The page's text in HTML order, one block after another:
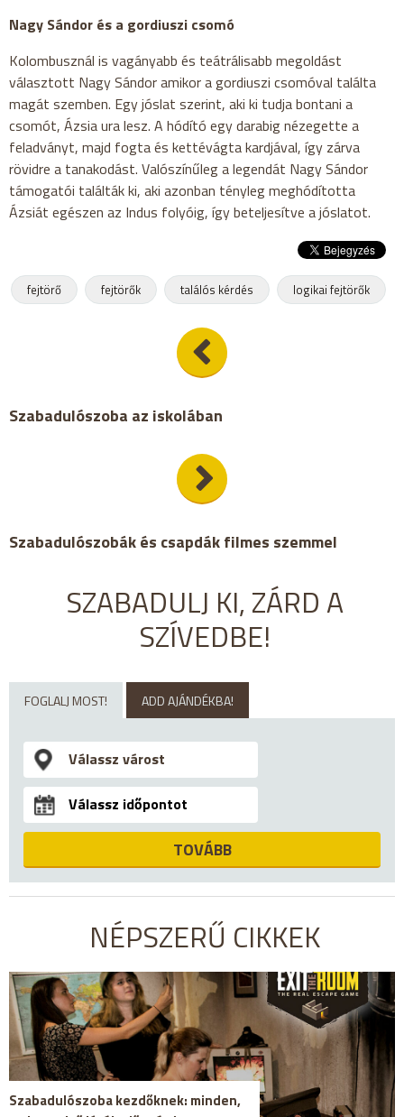
Nagy Sándor és a gordiuszi csomó
Kolombusznál is vagányabb és teátrálisabb megoldást
választott Nagy Sándor amikor a gordiuszi csomóval találta
magát szemben. Egy jóslat szerint, aki ki tudja bontani a
csomót, Ázsia ura lesz. A hódító egy darabig nézegette a
feladványt, majd fogta és kettévágta kardjával, így zárva
rövidre a tanakodást. Valószínűleg a legendát Nagy Sándor
támogatói találták ki, aki azonban tényleg meghódította
Ázsiát egészen az Indus folyóig, így beteljesítve a jóslatot.
fejtörő fejtörők találós kérdés logikai fejtörők
Szabadulószoba az iskolában
Szabadulószobák és csapdák filmes szemmel
SZABADULJ KI, ZÁRD A
SZÍVEDBE!
FOGLALJ MOST! ADD AJÁNDÉKBA!
TOVÁBB
NÉPSZERŰ CIKKEK
Szabadulószoba kezdőknek: minden,